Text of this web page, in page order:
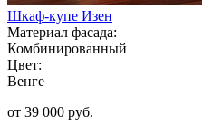
Шкаф-купе Изен
Материал фасада:
Комбинированный
Цвет:
Венге
от 39 000 руб.